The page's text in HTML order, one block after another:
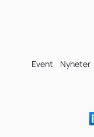
Event
Nyheter